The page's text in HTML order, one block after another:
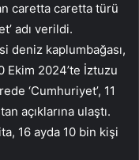
caretta caretta türü
adı verildi.
deniz kaplumbağası,
Ekim 2024’te İztuzu
‘Cumhuriyet’, 11
açıklarına ulaştı.
16 ayda 10 bin kişi